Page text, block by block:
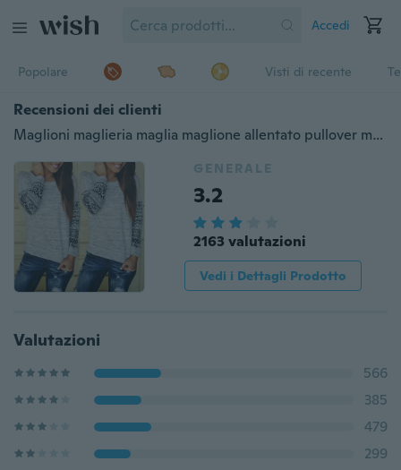
Accedi
Popolare Visti di recente
Recensioni dei clienti
Maglioni maglieria maglia maglione allentato pullover maglia manica lunga girocollo donna
GENERALE
3.2
2163 valutazioni
Vedi i Dettagli Prodotto
Valutazioni
566
385
479
299